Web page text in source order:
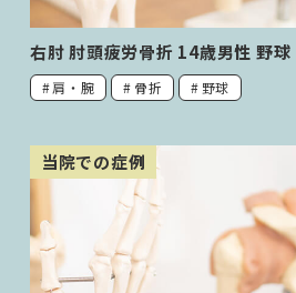
右肘 肘頭疲労骨折 14歳男性 野球
肩・腕 骨折 野球
当院での症例